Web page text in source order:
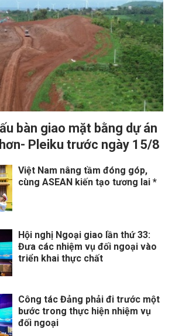
bàn giao mặt bằng dự án
Pleiku trước ngày 15/8
Việt Nam nâng tầm đóng góp,
cùng ASEAN kiến tạo tương lai *
Hội nghị Ngoại giao lần thứ 33:
Đưa các nhiệm vụ đối ngoại vào
triển khai thực chất
Công tác Đảng phải đi trước một
bước trong thực hiện nhiệm vụ
đối ngoại